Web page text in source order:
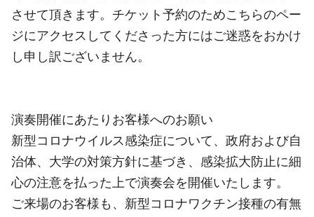
させて頂きます。チケット予約のためこちらのペー
ジにアクセスしてくださった方にはご迷惑をおかけ
し申し訳ございません。
演奏開催にあたりお客様へのお願い
新型コロナウイルス感染症について、政府および自
治体、大学の対策方針に基づき、感染拡大防止に細
心の注意を払った上で演奏会を開催いたします。
ご来場のお客様も、新型コロナワクチン接種の有無